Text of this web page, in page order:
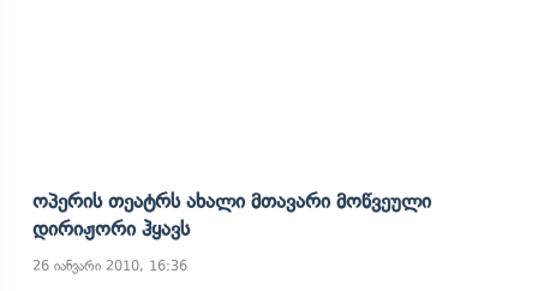
Ოპერის Თეატრს Ახალი Მთავარი Მოწვეული
Დირიჟორი Ჰყავს
26 იანვარი 2010, 16:36